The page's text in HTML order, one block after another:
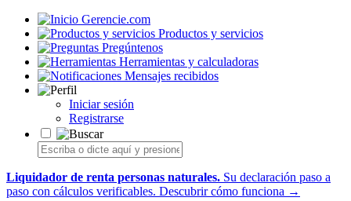
Gerencie.com
Productos y servicios
Pregúntenos
Herramientas y calculadoras
Mensajes recibidos
Iniciar sesión
Registrarse
Liquidador de renta personas naturales. Su declaración paso a
paso con cálculos verificables. Descubrir cómo funciona →